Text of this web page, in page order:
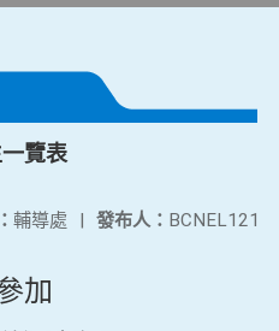
覽表
發布人： BCNEL121
輔導處 |
加